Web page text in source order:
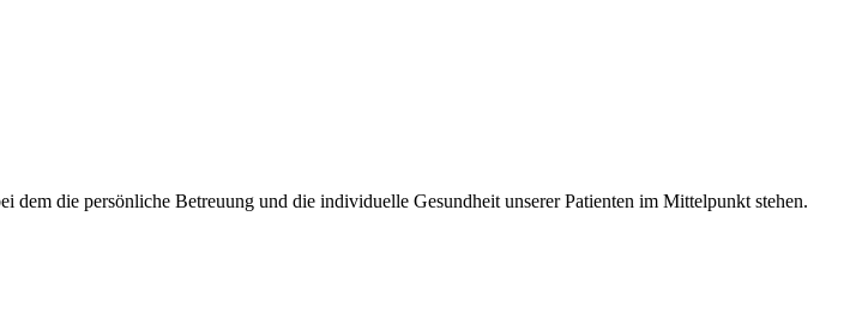
die persönliche Betreuung und die individuelle Gesundheit unserer Patienten im Mittelpunkt stehen.